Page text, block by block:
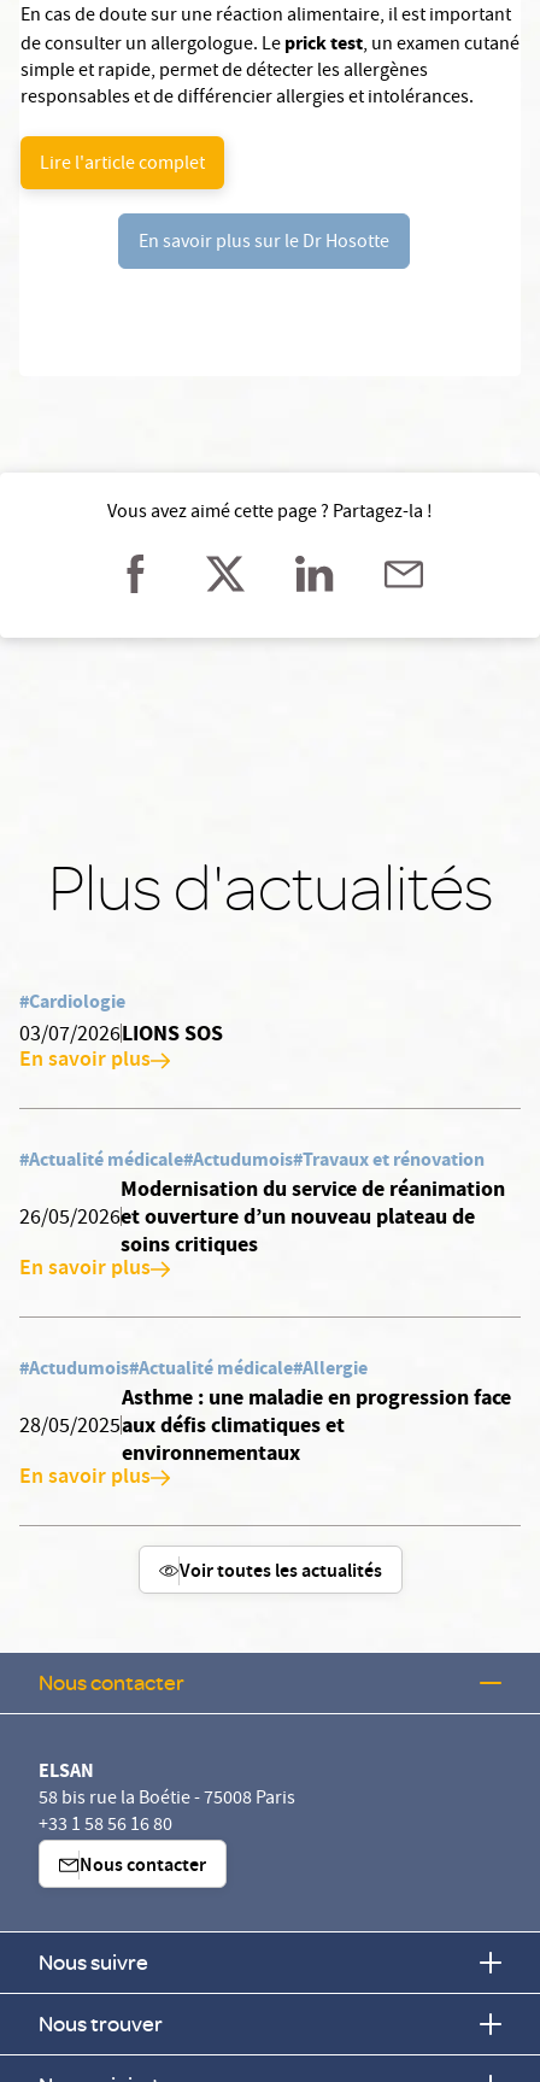
En cas de doute sur une réaction alimentaire, il est important
de consulter un allergologue. Leprick test, un examen cutané
simple et rapide, permet de détecter les allergènes
responsables et de différencier allergies et intolérances.
Lire l'article complet
En savoir plus sur le Dr Hosotte
Vous avez aimé cette page ? Partagez-la !
Plus d'actualités
#Cardiologie
03/07/2026LIONS SOS
En savoir plus
#Actualité médicale#Actudumois#Travaux et rénovation
26/05/2026
Modernisation du service de réanimation
et ouverture d’un nouveau plateau de
soins critiques
En savoir plus
#Actudumois#Actualité médicale#Allergie
28/05/2025
Asthme : une maladie en progression face
aux défis climatiques et
environnementaux
En savoir plus
Voir toutes les actualités
Nous contacter
ELSAN
58 bis rue la Boétie - 75008 Paris
+33 1 58 56 16 80
Nous contacter
Nous suivre
Nous trouver